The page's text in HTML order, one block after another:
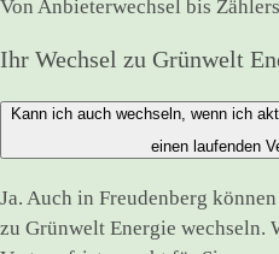
Von Anbieterwechsel bis
Ihr Wechsel zu Grünwelt
Kann ich auch wechseln, wenn ich
einen laufenden
Ja. Auch in Freudenberg
zu Grünwelt Energie wechseln.